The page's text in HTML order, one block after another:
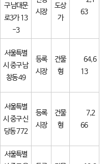
구 남대문
로3가 13
-3
시장
도상
가
63
서울특별
시 중구 남
창동 49
등록
시장
건물
형
64,6
13
서울특별
시 중구 신
당동 772
등록
시장
건물
형
7,2
66
서울특별